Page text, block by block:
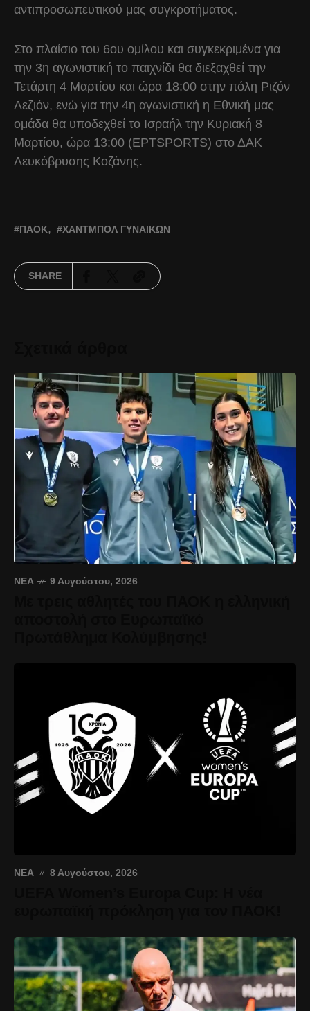
αντιπροσωπευτικού μας συγκροτήματος.
Στο πλαίσιο του 6ου ομίλου και συγκεκριμένα για
την 3η αγωνιστική το παιχνίδι θα διεξαχθεί την
Τετάρτη 4 Μαρτίου και ώρα 18:00 στην πόλη Ριζόν
Λεζιόν, ενώ για την 4η αγωνιστική η Εθνική μας
ομάδα θα υποδεχθεί το Ισραήλ την Κυριακή 8
Μαρτίου, ώρα 13:00 (EΡΤSPORTS) στο ΔΑΚ
Λευκόβρυσης Κοζάνης.
ΠΑΟΚ ΧΆΝΤΜΠΟΛ ΓΥΝΑΙΚΏΝ
SHARE
ΝΈΑ 9 Αυγούστου, 2026
ΝΈΑ 8 Αυγούστου, 2026